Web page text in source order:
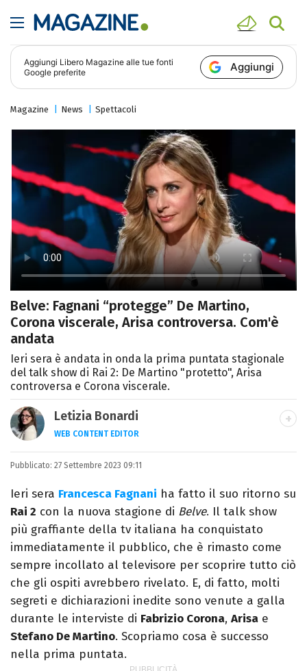
Aggiungi Libero Magazine alle tue fonti
Google preferite
Aggiungi
Magazine News Spettacoli
Belve: Fagnani “protegge” De Martino,
Corona viscerale, Arisa controversa. Com'è
andata
Ieri sera è andata in onda la prima puntata stagionale
del talk show di Rai 2: De Martino "protetto", Arisa
controversa e Corona viscerale.
Letizia Bonardi
WEB CONTENT EDITOR
Content Editor e aspirante giornalista,
per la scrittura scoperto quasi per caso.
Pubblicato: 27 Settembre 2023 09:11
Ieri sera Francesca Fagnani ha fatto il suo ritorno su
Rai 2 con la nuova stagione di Belve. Il talk show
più graffiante della tv italiana ha conquistato
immediatamente il pubblico, che è rimasto come
sempre incollato al televisore per scoprire tutto ciò
che gli ospiti avrebbero rivelato. E, di fatto, molti
segreti e dichiarazioni inedite sono venute a galla
durante le interviste di Fabrizio Corona, Arisa e
Stefano De Martino. Scopriamo cosa è successo
nella prima puntata.